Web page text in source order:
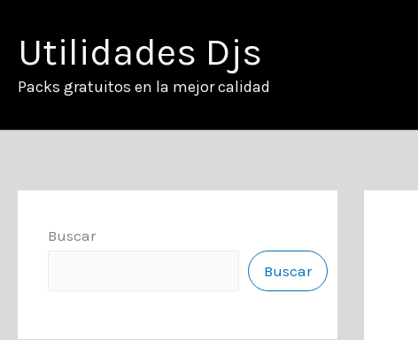
contenido
Utilidades Djs
Packs gratuitos en la mejor calidad
Buscar
Buscar